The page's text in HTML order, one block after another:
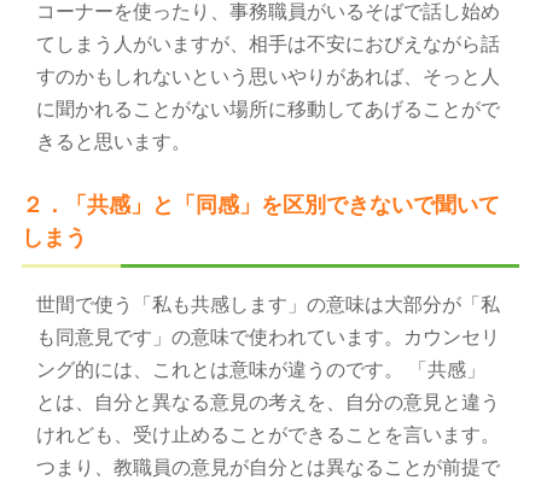
コーナーを使ったり、事務職員がいるそばで話し始め
てしまう人がいますが、相手は不安におびえながら話
すのかもしれないという思いやりがあれば、そっと人
に聞かれることがない場所に移動してあげることがで
きると思います。
２．「共感」と「同感」を区別できないで聞いて
しまう
世間で使う「私も共感します」の意味は大部分が「私
も同意見です」の意味で使われています。カウンセリ
ング的には、これとは意味が違うのです。 「共感」
とは、自分と異なる意見の考えを、自分の意見と違う
けれども、受け止めることができることを言います。
つまり、教職員の意見が自分とは異なることが前提で